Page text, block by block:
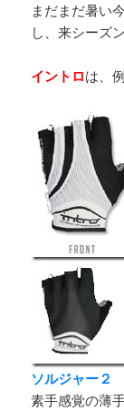
まだまだ暑い
し、来シーズ
イントロは、
ソルジャー２
素手感覚の薄